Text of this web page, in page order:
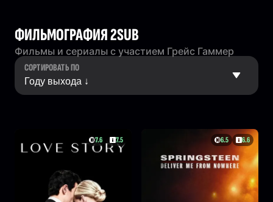
ФИЛЬМОГРАФИЯ 2SUB
Фильмы и сериалы с участием Грейс Гаммер
СОРТИРОВАТЬ ПО
7.6 7.5 6.5 6.6